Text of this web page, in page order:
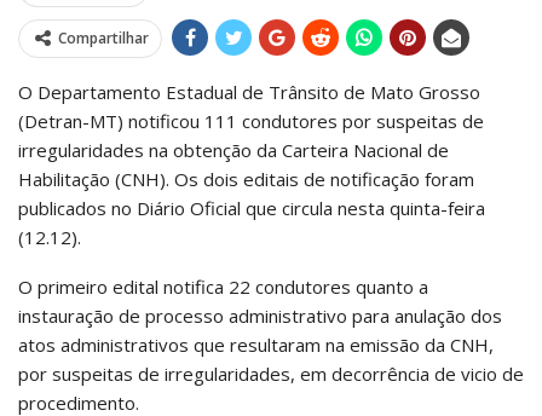
Compartilhar
O Departamento Estadual de Trânsito de Mato Grosso
(Detran-MT) notificou 111 condutores por suspeitas de
irregularidades na obtenção da Carteira Nacional de
Habilitação (CNH). Os dois editais de notificação foram
publicados no Diário Oficial que circula nesta quinta-feira
(12.12).
O primeiro edital notifica 22 condutores quanto a
instauração de processo administrativo para anulação dos
atos administrativos que resultaram na emissão da CNH,
por suspeitas de irregularidades, em decorrência de vicio de
procedimento.